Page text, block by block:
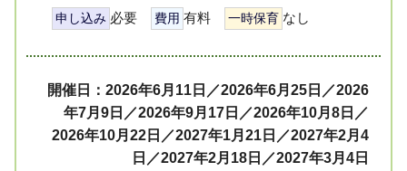
申し込み 必要 費用 有料 一時保育 なし
開催日：2026年6月11日／2026年6月25日／2026
年7月9日／2026年9月17日／2026年10月8日／
2026年10月22日／2027年1月21日／2027年2月4
日／2027年2月18日／2027年3月4日